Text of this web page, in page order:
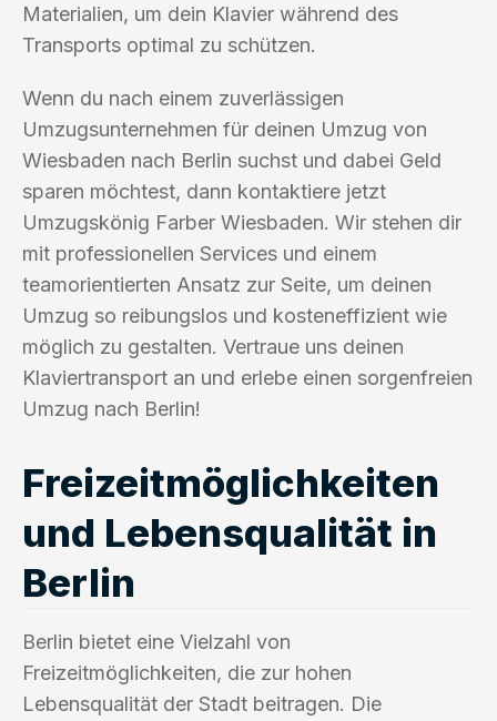
Materialien, um dein Klavier während des
Transports optimal zu schützen.
Wenn du nach einem zuverlässigen
Umzugsunternehmen für deinen Umzug von
Wiesbaden nach Berlin suchst und dabei Geld
sparen möchtest, dann kontaktiere jetzt
Umzugskönig Farber Wiesbaden. Wir stehen dir
mit professionellen Services und einem
teamorientierten Ansatz zur Seite, um deinen
Umzug so reibungslos und kosteneffizient wie
möglich zu gestalten. Vertraue uns deinen
Klaviertransport an und erlebe einen sorgenfreien
Umzug nach Berlin!
Freizeitmöglichkeiten
und Lebensqualität in
Berlin
Berlin bietet eine Vielzahl von
Freizeitmöglichkeiten, die zur hohen
Lebensqualität der Stadt beitragen. Die